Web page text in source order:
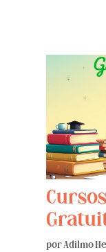
porAdilmo